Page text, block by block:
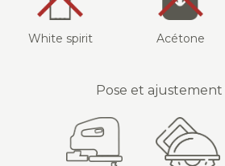
White spirit Acétone
Pose et ajustement